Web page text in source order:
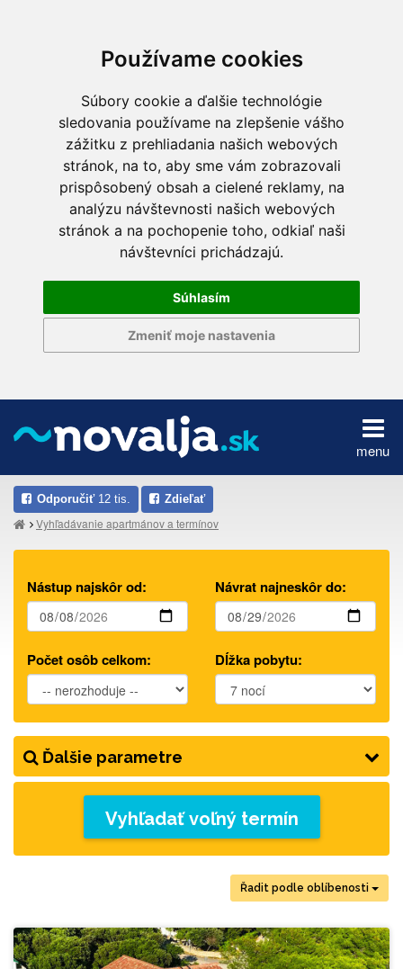
Používame cookies
Súbory cookie a ďalšie technológie
sledovania používame na zlepšenie vášho
zážitku z prehliadania našich webových
stránok, na to, aby sme vám zobrazovali
prispôsobený obsah a cielené reklamy, na
analýzu návštevnosti našich webových
stránok a na pochopenie toho, odkiaľ naši
návštevníci prichádzajú.
Súhlasím
Zmeniť moje nastavenia
menu
Odporučiť12 tis. Zdieľať
Vyhľadávanie apartmánov a termínov
Nástup najskôr od: Návrat najneskôr do:
Počet osôb celkom: Dĺžka pobytu:
Ďalšie parametre
Vyhľadať voľný termín
Řadit podle oblíbenosti